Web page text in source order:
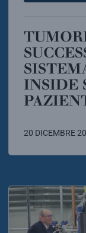
TUMORI: TESTATO CON
INSIDE
20 DICEMBRE